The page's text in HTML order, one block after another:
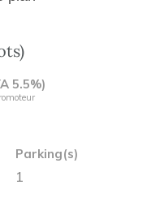
5.5%)
Parking(s)
1